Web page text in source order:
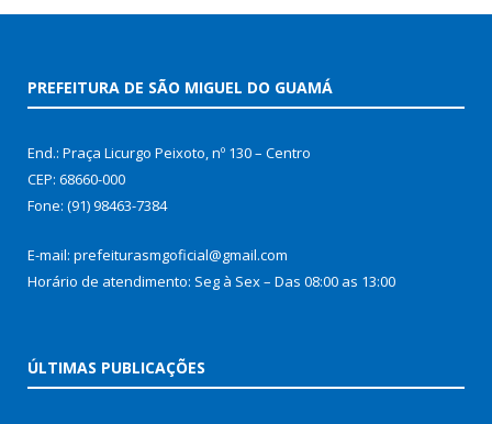
PREFEITURA DE SÃO MIGUEL DO GUAMÁ
End.: Praça Licurgo Peixoto, nº 130 – Centro
CEP: 68660-000
Fone: (91) 98463-7384
E-mail: prefeiturasmgoficial@gmail.com
Horário de atendimento: Seg à Sex – Das 08:00 as 13:00
ÚLTIMAS PUBLICAÇÕES